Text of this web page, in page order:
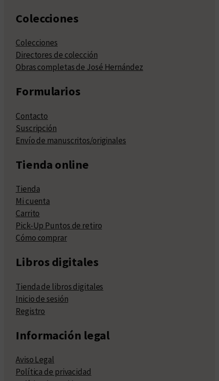
Colecciones
Colecciones
Directores de colección
Obras completas de José Hernández
Formularios
Contacto
Suscripción
Envío de manuscritos/originales
Tienda online
Tienda
Mi cuenta
Carrito
Pick-Up Puntos de retiro
Cómo comprar
Libros digitales
Tienda de libros digitales
Inicio de sesión
Registro
Información legal
Aviso Legal
Política de privacidad